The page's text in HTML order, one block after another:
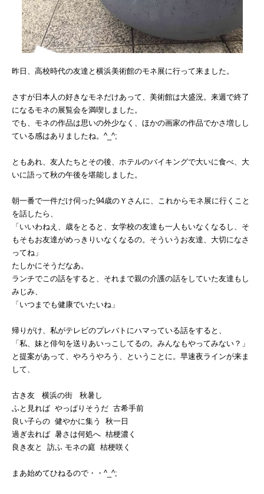
昨日、高校時代の友達と横浜美術館のモネ展に行って来ました。
さすが日本人の好きなモネだけあって、美術館は大盛況。来週で終了
になるモネの展覧会を満喫しました。
でも、モネの作品は思いの外少なく、ほかの画家の作品でかさ増しし
ている感はありましたね。^_^;
ともあれ、友人たちとその後、ホテルのバイキングで大いに食べ、大
いに語って秋の午後を堪能しました。
朝一番で一件だけ伺った94歳のＹさんに、これからモネ展に行くこと
を話したら、
「いいわねえ、歳をとると、女学校の友達も一人もいなくなるし、そ
もそもお友達がめっきりいなくなるの。そういうお友達、大切になさ
ってね」
たしかにそうだなあ。
ランチでこの話をすると、それまで親の介護の話をしていた友達もし
みじみ、
「いつまでも健康でいたいね」
帰りがけ、私がテレビのプレバトにハマっている話をすると、
「私、妹と俳句を送りあいっこしてるの。みんなもやってみない？」
と提案があって、やろうやろう、ということに。早速夜ラインが来ま
して、
古き友 横浜の街 秋暑し
ふと見れば やっぱりそうだ 古希手前
良い子らの 健やかに集う 秋一日
過ぎ去れば 暑さは何処へ 桔梗濃く
良き友と 訪ふ モネの庭 桔梗咲く
まあ始めてひねるので・・^_^;